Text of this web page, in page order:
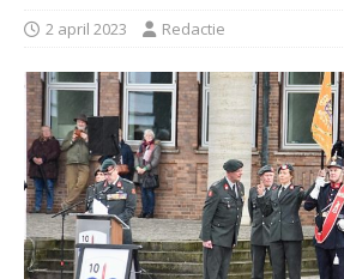
2 april 2023 Redactie